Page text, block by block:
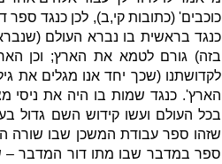
כוכבים' (כתובות קי,ב), לכן כנגד ספר
כנגד בראשית בו נברא העולם(
בזה) גורם לטמא את הארץ; וכן
לקדושתנו(שכך יחד אנו מגלים את
הארץ'. כנגד שמות בו היה את ניסי
בכל העולם ועשו קידוש השם גדול
שזהו ספר עבודת המשכן שבו שורה
ספר במדבר שבו מתו דור המדבר –